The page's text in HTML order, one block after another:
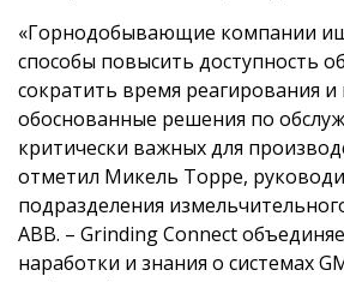
«Горнодобывающие компании
способы повысить доступность
сократить время реагирования
обоснованные решения по
критически важных для
отметил Микель Торре,
подразделения
ABB. – Grinding Connect
наработки и знания о системах